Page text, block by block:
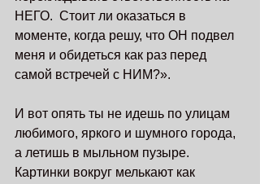
НЕГО.  Стоит ли оказаться в
моменте, когда решу, что ОН подвел
меня и обидеться как раз перед
самой встречей с НИМ?».
И вот опять ты не идешь по улицам
любимого, яркого и шумного города,
а летишь в мыльном пузыре.
Картинки вокруг мелькают как